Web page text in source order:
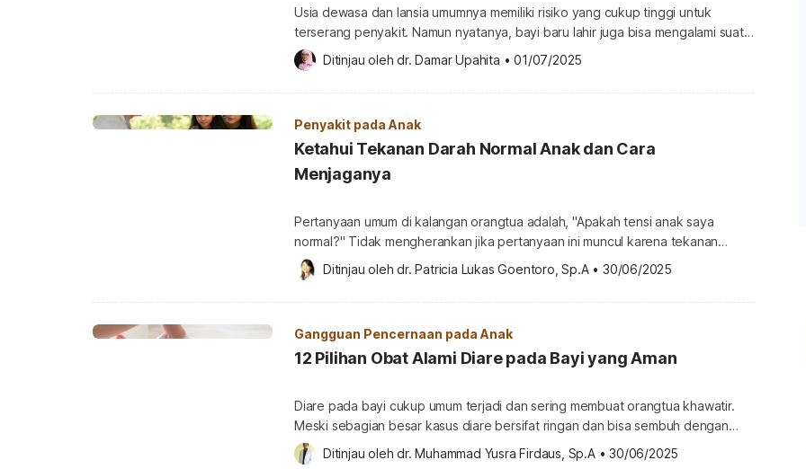
Usia dewasa dan lansia umumnya memiliki risiko yang cukup tinggi untuk
terserang penyakit. Namun nyatanya, bayi baru lahir juga bisa mengalami suatu
kondisi medis. Pada bayi baru lahir, kondisi ini dikenal dengan nama kelainan
kongenital alias cacat bawaan. Supaya lebih jelas lagi, mari kupas tuntas
mengenai kelainan kongenital pada bayi baru lahir melalui ulasan ini! Apa […]
Ditinjau oleh dr. Damar Upahita • 01/07/2025
Penyakit pada Anak
Ketahui Tekanan Darah Normal Anak dan Cara
Menjaganya
Pertanyaan umum di kalangan orangtua adalah, "Apakah tensi anak saya
normal?" Tidak mengherankan jika pertanyaan ini muncul karena tekanan
darah (tensi) merupakan salah satu tanda-tanda vital anak yang penting
diketahui untuk memastikan kesehatannya. Lalu, berapa tekanan darah normal
pada anak? Ketahu info lengkapnya di bawah ini. Berapa tekanan darah normal
Ditinjau oleh dr. Patricia Lukas Goentoro, Sp.A • 30/06/2025
Gangguan Pencernaan pada Anak
12 Pilihan Obat Alami Diare pada Bayi yang Aman
Diare pada bayi cukup umum terjadi dan sering membuat orangtua khawatir.
Meski sebagian besar kasus diare bersifat ringan dan bisa sembuh dengan
perawatan di rumah, penting untuk mengetahui cara yang aman dalam
menanganinya. Untuk bayi yang masih sensitif terhadap obat-obatan, bahan
Ditinjau oleh dr. Muhammad Yusra Firdaus, Sp.A • 30/06/2025